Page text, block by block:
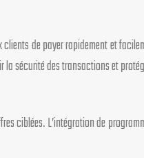
de payer rapidement et
sécurité des transactions et
ciblées. L’intégration de